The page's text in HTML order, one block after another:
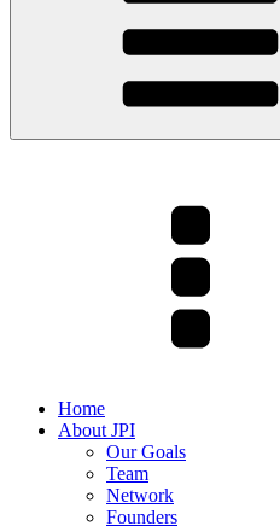
Home
About JPI
Our Goals
Team
Network
Founders